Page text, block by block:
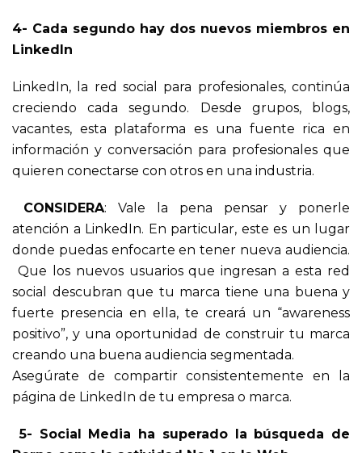
4- Cada segundo hay dos nuevos miembros en
LinkedIn
LinkedIn, la red social para profesionales, continúa
creciendo cada segundo. Desde grupos, blogs,
vacantes, esta plataforma es una fuente rica en
información y conversación para profesionales que
quieren conectarse con otros en una industria.
CONSIDERA: Vale la pena pensar y ponerle
atención a LinkedIn. En particular, este es un lugar
donde puedas enfocarte en tener nueva audiencia.
Que los nuevos usuarios que ingresan a esta red
social descubran que tu marca tiene una buena y
fuerte presencia en ella, te creará un “awareness
positivo”, y una oportunidad de construir tu marca
creando una buena audiencia segmentada.
Asegúrate de compartir consistentemente en la
página de LinkedIn de tu empresa o marca.
5- Social Media ha superado la búsqueda de